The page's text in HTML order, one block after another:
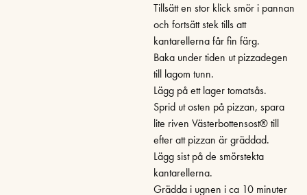
Tillsätt en stor klick smör i pannan
och fortsätt stek tills att
kantarellerna får fin färg.
Baka under tiden ut pizzadegen
till lagom tunn.
Lägg på ett lager tomatsås.
Sprid ut osten på pizzan, spara
lite riven Västerbottensost® till
efter att pizzan är gräddad.
Lägg sist på de smörstekta
kantarellerna.
Grädda i ugnen i ca 10 minuter